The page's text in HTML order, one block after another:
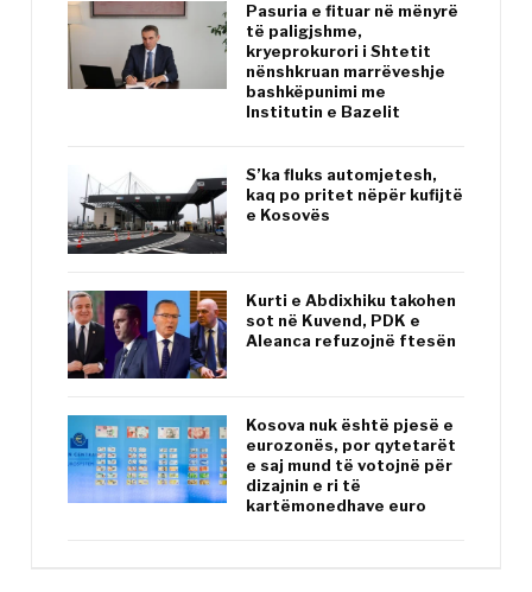
Pasuria e fituar në mënyrë
të paligjshme,
kryeprokurori i Shtetit
nënshkruan marrëveshje
bashkëpunimi me
Institutin e Bazelit
S’ka fluks automjetesh,
kaq po pritet nëpër kufijtë
e Kosovës
Kurti e Abdixhiku takohen
sot në Kuvend, PDK e
Aleanca refuzojnë ftesën
Kosova nuk është pjesë e
eurozonës, por qytetarët
e saj mund të votojnë për
dizajnin e ri të
kartëmonedhave euro